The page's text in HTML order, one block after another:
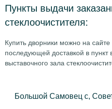
Пункты выдачи
стеклоочистителя:
Купить дворники можно на
последующей доставкой в пункт
выставочного зала
Большой Самовец с,